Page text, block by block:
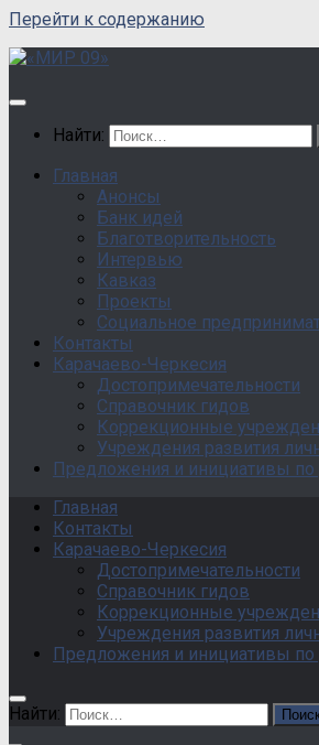
Перейти к содержанию
Найти:
Главная
Анонсы
Банк идей
Благотворительность
Интервью
Кавказ
Проекты
Социальное
Контакты
Карачаево-Черкесия
Достопримечательности
Справочник гидов
Коррекционные
Учреждения развития
Предложения и инициативы
Главная
Контакты
Карачаево-Черкесия
Достопримечательности
Справочник гидов
Коррекционные
Учреждения развития
Предложения и инициативы
Найти: